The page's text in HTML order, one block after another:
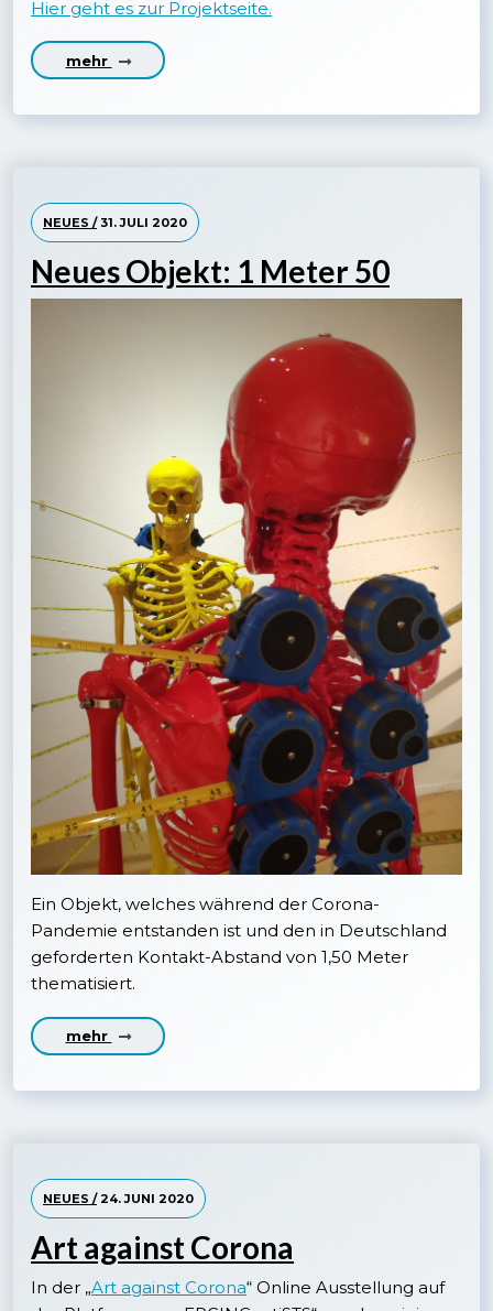
Hier geht es zur Projektseite.
mehr
NEUES /31. JULI 2020
Neues Objekt: 1 Meter 50
Ein Objekt, welches während der Corona-
Pandemie entstanden ist und den in Deutschland
geforderten Kontakt-Abstand von 1,50 Meter
thematisiert.
mehr
NEUES /24. JUNI 2020
Art against Corona
In der „Art against Corona“ Online Ausstellung auf